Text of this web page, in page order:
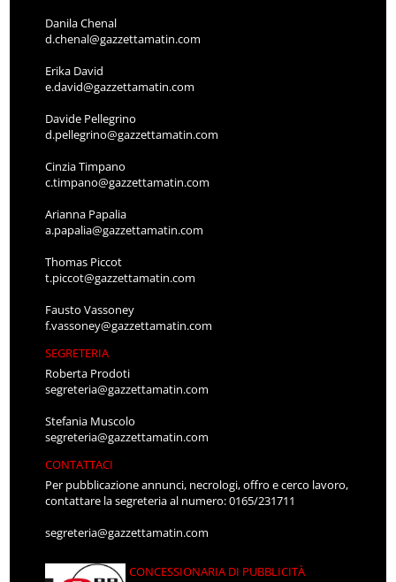
Danila Chenal
d.chenal@gazzettamatin.com
Erika David
e.david@gazzettamatin.com
Davide Pellegrino
d.pellegrino@gazzettamatin.com
Cinzia Timpano
c.timpano@gazzettamatin.com
Arianna Papalia
a.papalia@gazzettamatin.com
Thomas Piccot
t.piccot@gazzettamatin.com
Fausto Vassoney
f.vassoney@gazzettamatin.com
SEGRETERIA
Roberta Prodoti
segreteria@gazzettamatin.com
Stefania Muscolo
segreteria@gazzettamatin.com
CONTATTACI
Per pubblicazione annunci, necrologi, offro e cerco lavoro,
contattare la segreteria al numero: 0165/231711
segreteria@gazzettamatin.com
CONCESSIONARIA DI PUBBLICITÀ